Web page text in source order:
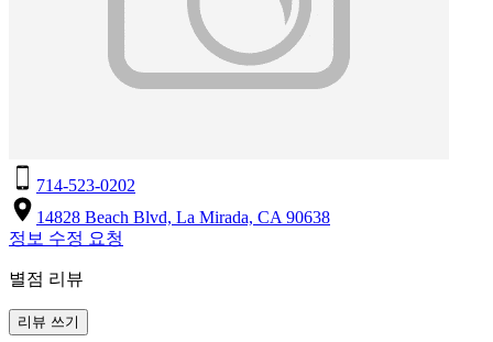
714-523-0202
14828 Beach Blvd, La Mirada, CA 90638
정보 수정 요청
별점 리뷰
리뷰 쓰기